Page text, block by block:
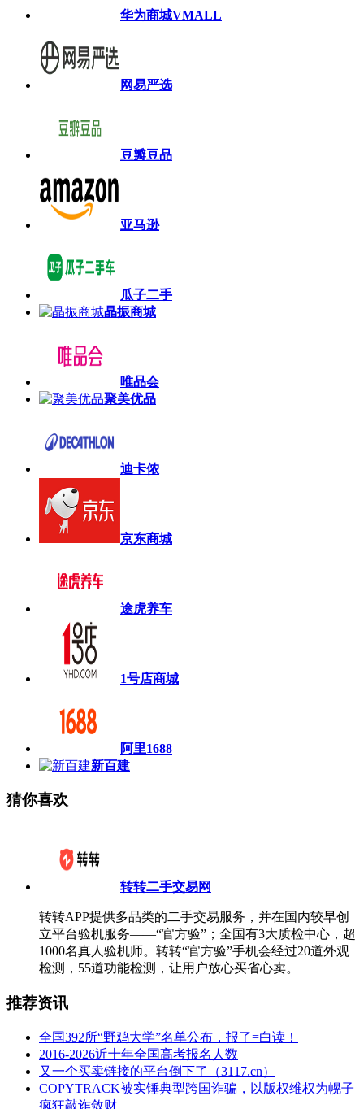
华为商城VMALL
网易严选
豆瓣豆品
亚马逊
瓜子二手
晶振商城
唯品会
聚美优品
迪卡侬
京东商城
途虎养车
1号店商城
阿里1688
新百建
猜你喜欢
转转二手交易网
转转APP提供多品类的二手交易服务，并在国内较早创
立平台验机服务——“官方验”；全国有3大质检中心，超
1000名真人验机师。转转“官方验”手机会经过20道外观
检测，55道功能检测，让用户放心买省心卖。
推荐资讯
全国392所“野鸡大学”名单公布，报了=白读！
2016-2026近十年全国高考报名人数
又一个买卖链接的平台倒下了（3117.cn）
COPYTRACK被实锤典型跨国诈骗，以版权维权为幌子
疯狂敲诈敛财